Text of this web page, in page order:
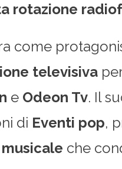
rotazione
come
televisiva
e Odeon Tv. Il
di Eventi pop,
che